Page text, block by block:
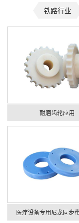
铁路行业
耐磨齿轮应用
医疗设备专用尼龙同步